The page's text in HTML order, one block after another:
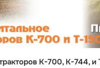
К-700, К-744, и